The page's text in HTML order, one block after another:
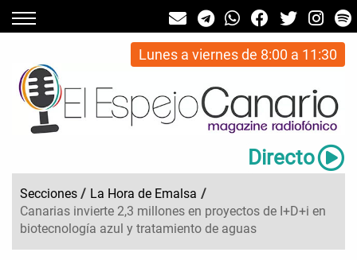
Lunes a viernes de 8:00 a 11:30
Directo
Secciones / La Hora de Emalsa /
Canarias invierte 2,3 millones en proyectos de I+D+i en
biotecnología azul y tratamiento de aguas